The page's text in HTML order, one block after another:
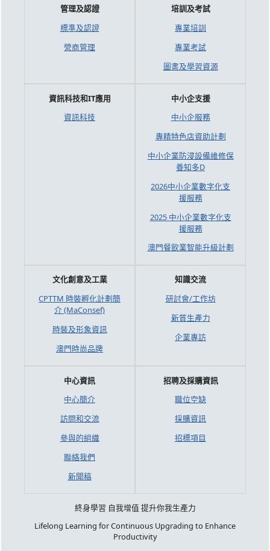
管理及認證
標準及認證
營商管理
培訓及考試
專業培訓
專業考試
圖書及學習資源
資訊科技和IT應用
資訊科技
中小企支援
中小企服務
專精特色店資助計劃
中小企業防浸設備維修保
養知多D
2026中小企業數字化支
援服務
2025 中小企業數字化支
援服務
澳門餐飲業智能升級計劃
文化創意及工業
CPTTM 時裝孵化計劃簡
介 (MaConsef)
時裝及形象資訊
澳門時尚品牌
知識交流
研討會/工作坊
新質生產力
企業專訪
中心資訊
中心簡介
訪問和交流
參與的組織
聯絡我們
新聞稿
招聘及採購資訊
職位空缺
採購資訊
招標項目
終身學習 自我增值 提升你我生產力
Lifelong Learning for Continuous Upgrading to Enhance
Productivity